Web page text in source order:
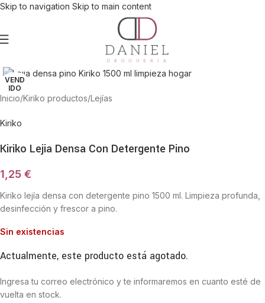
Skip to navigation Skip to main content
VEND
IDO
Haga Click para agrandar
Inicio/Kiriko productos/Lejías
Kiriko
Kiriko Lejia Densa Con Detergente Pino
1,25 €
Kiriko lejía densa con detergente pino 1500 ml. Limpieza profunda,
desinfección y frescor a pino.
Sin existencias
Actualmente, este producto está agotado.
Ingresa tu correo electrónico y te informaremos en cuanto esté de
vuelta en stock.